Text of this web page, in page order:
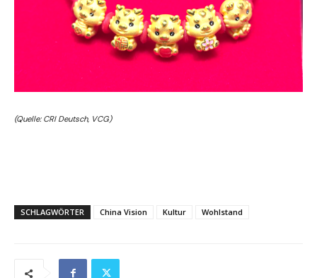
(Quelle: CRI Deutsch, VCG)
SCHLAGWÖRTER China Vision Kultur Wohlstand